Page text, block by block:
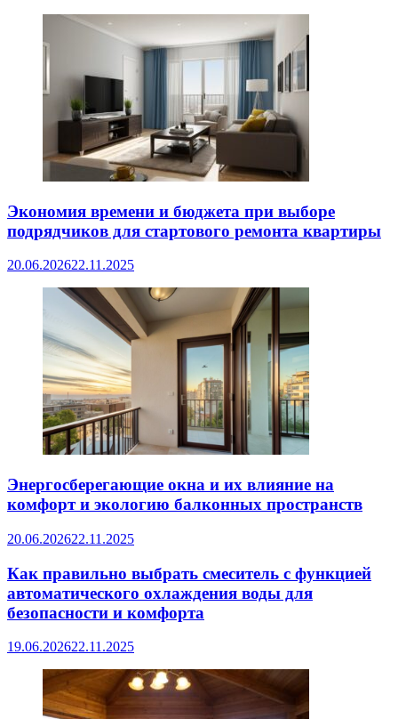
Экономия времени и бюджета при выборе
подрядчиков для стартового ремонта квартиры
20.06.202622.11.2025
Энергосберегающие окна и их влияние на
комфорт и экологию балконных пространств
20.06.202622.11.2025
Как правильно выбрать смеситель с функцией
автоматического охлаждения воды для
безопасности и комфорта
19.06.202622.11.2025